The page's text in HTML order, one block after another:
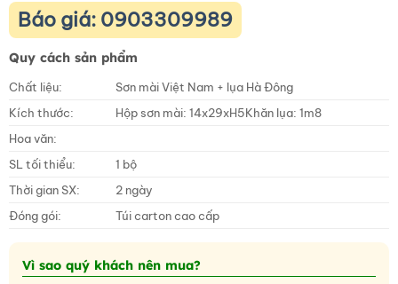
Báo giá: 0903309989
Quy cách sản phẩm
Chất liệu:
Sơn mài Việt Nam + lụa Hà Đông
Kích thước:
Hộp sơn mài: 14x29xH5Khăn lụa: 1m8
Hoa văn:
SL tối thiểu:
1 bộ
Thời gian SX:
2 ngày
Đóng gói:
Túi carton cao cấp
Vì sao quý khách nên mua?